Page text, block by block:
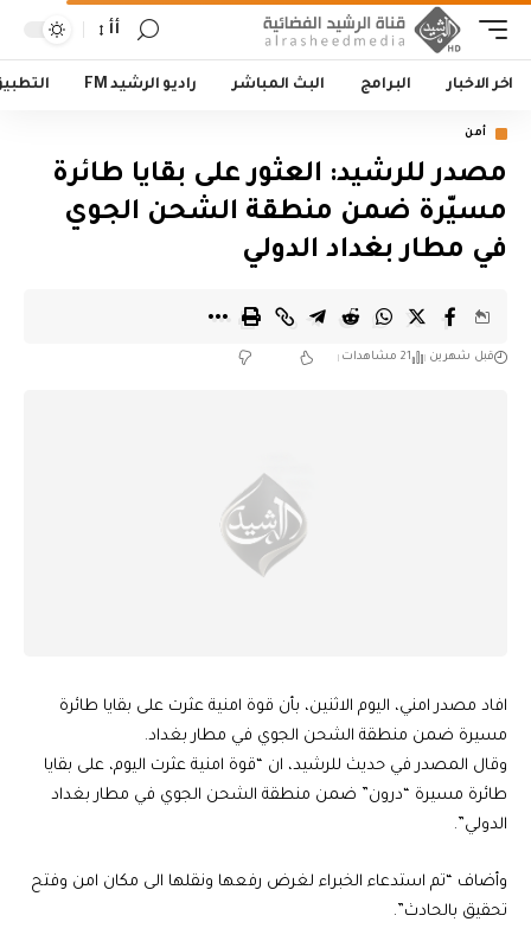
أأ
اخر الاخبار البرامج البث المباشر راديو الرشيد FM
أمن
مصدر للرشيد: العثور على بقايا طائرة
مسيّرة ضمن منطقة الشحن الجوي
في مطار بغداد الدولي
قبل شهرين 21 مشاهدات
افاد مصدر امني، اليوم الاثنين، بأن قوة امنية عثرت على بقايا طائرة
مسيرة ضمن منطقة الشحن الجوي في مطار بغداد.
وقال المصدر في حديث للرشيد، ان “قوة امنية عثرت اليوم، على بقايا
طائرة مسيرة “درون” ضمن منطقة الشحن الجوي في مطار بغداد
الدولي”.
وأضاف “تم استدعاء الخبراء لغرض رفعها ونقلها الى مكان امن وفتح
تحقيق بالحادث”.